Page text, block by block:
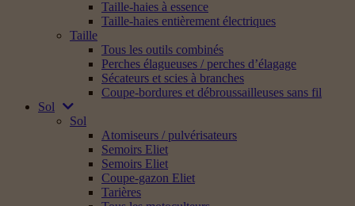
Taille-haies à essence
Taille-haies entièrement électriques
Taille
Tous les outils combinés
Perches élagueuses / perches d’élagage
Sécateurs et scies à branches
Coupe-bordures et débroussailleuses sans fil
Sol
Sol
Atomiseurs / pulvérisateurs
Semoirs Eliet
Semoirs Eliet
Coupe-gazon Eliet
Tarières